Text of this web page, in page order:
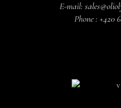
E-mail:
Phone : +420